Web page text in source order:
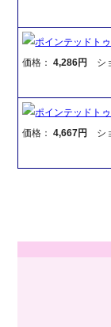
ポインテッドト
価格：4,286円 シ
ポインテッドト
価格：4,667円 シ